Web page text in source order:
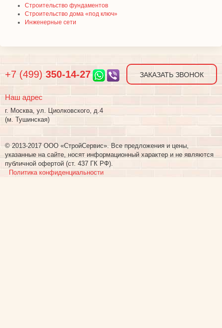
Строительство фундаментов
Строительство дома «под ключ»
Инженерные сети
+7 (499) 350-14-27 ЗАКАЗАТЬ ЗВОНОК
Наш адрес
г. Москва, ул. Циолковского, д.4
(м. Тушинская)
© 2013-2017 ООО «СтройСервис». Все предложения и цены,
указанные на сайте, носят информационный характер и не являются
публичной офертой (ст. 437 ГК РФ).
Политика конфиденциальности